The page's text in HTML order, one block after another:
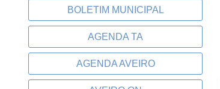
BOLETIM MUNICIPAL
AGENDA TA
AGENDA AVEIRO